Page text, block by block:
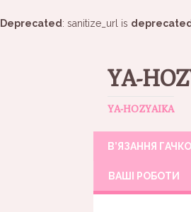
Deprecated : sanitize_url is deprecated
YA-
YA-HOZYAIKA
В’ЯЗАННЯ
ВАШІ РОБОТИ